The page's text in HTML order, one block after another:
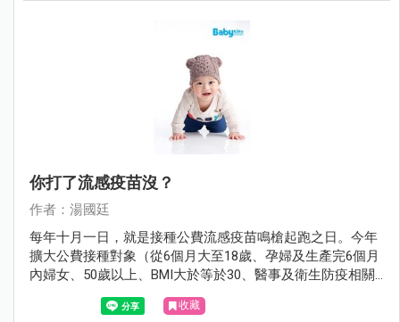
你打了流感疫苗沒？
作者：湯國廷
每年十月一日，就是接種公費流感疫苗鳴槍起跑之日。今年
擴大公費接種對象（從6個月大至18歲、孕婦及生產完6個月
內婦女、50歲以上、BMI大於等於30、醫事及衛生防疫相關
人員、禽畜業及動物防疫相關人員、重大傷病患者、居住於
安養院等長期機構者、罕見疾病者），希望藉由擴大接種，
收藏